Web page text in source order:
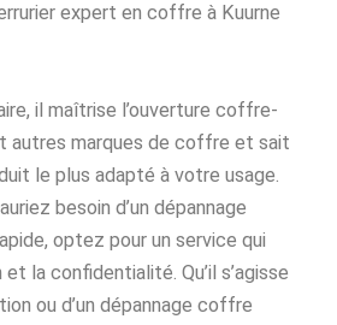
expert en coffre à Kuurne
il maîtrise l’ouverture coffre-
autres marques de coffre et sait
le plus adapté à votre usage.
besoin d’un dépannage
optez pour un service qui
la confidentialité. Qu’il s’agisse
ou d’un dépannage coffre